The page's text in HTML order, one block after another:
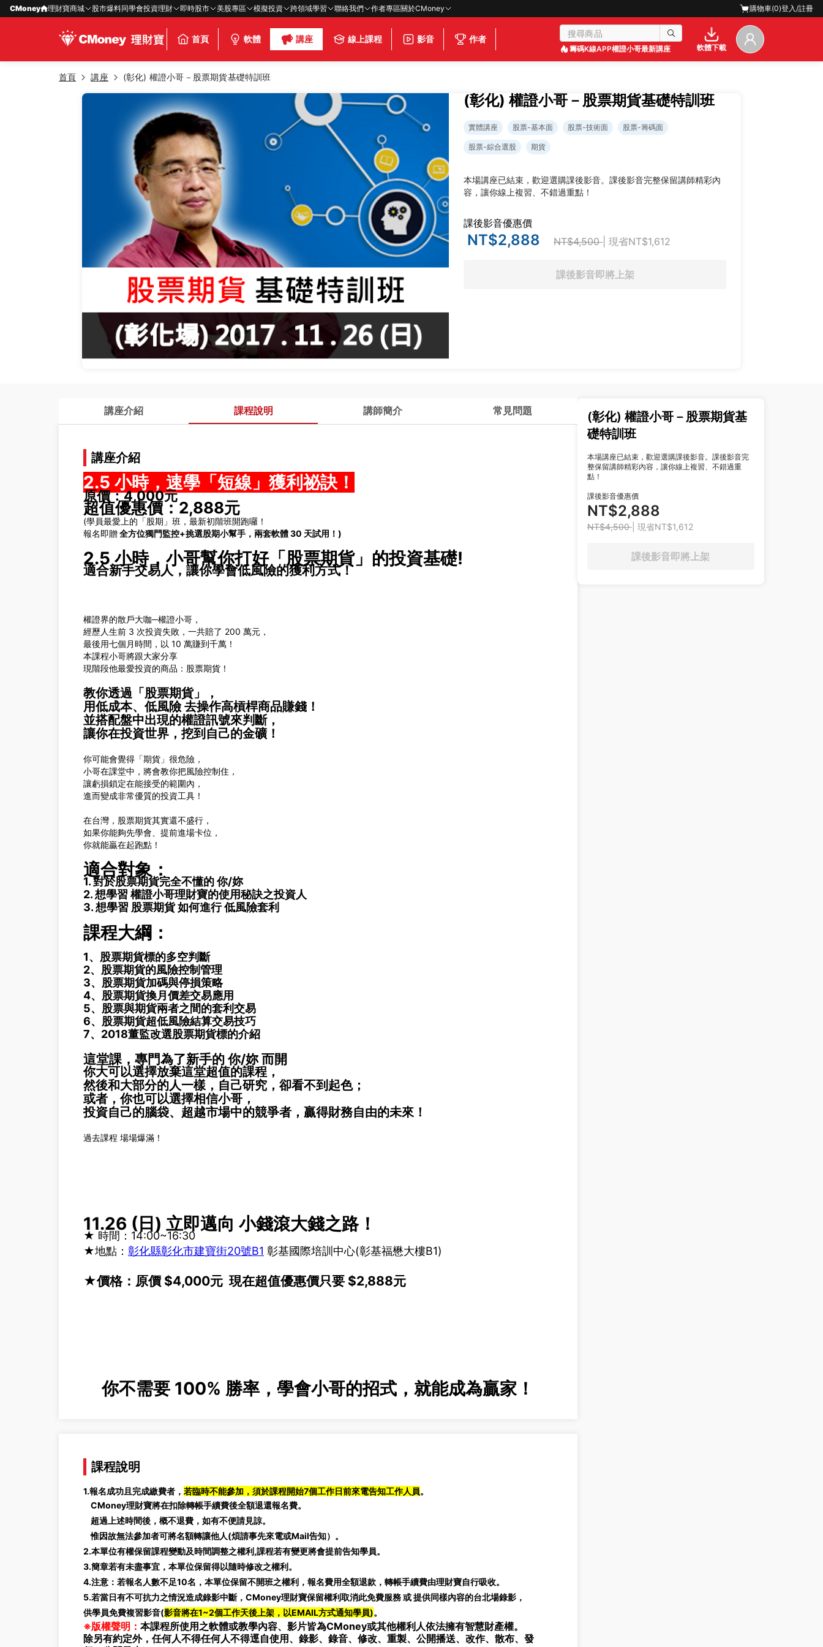
CMoney 理財寶商城 股市爆料同學會投資理財 即時股市 美股專區 模擬投資 跨領域學習 聯絡我們 作者專區關於CMoney 購物車(0)登入/註冊
首頁 軟體 講座 線上課程 影音 作者
籌碼K線APP權證小哥最新講座 軟體下載
首頁 講座 (彰化) 權證小哥－股票期貨基礎特訓班
(彰化) 權證小哥－股票期貨基礎特訓班
實體講座 股票-基本面 股票-技術面 股票-籌碼面
股票-綜合選股 期貨
本場講座已結束，歡迎選購課後影音。課後影音完整保留講師精彩內
容，讓你線上複習、不錯過重點！
課後影音優惠價
NT$2,888 NT$4,500| 現省NT$1,612
課後影音即將上架
講座介紹 課程說明 講師簡介 常見問題
講座介紹
2.5 小時，速學「短線」獲利祕訣！
原價：4,000元
超值優惠價：2,888元
(學員最愛上的「股期」班，最新初階班開跑囉！
報名即贈全方位獨門監控+挑選股期小幫手，兩套軟體 30 天試用！)
2.5 小時，小哥幫你打好「股票期貨」的投資基礎!
適合新手交易人，讓你學會低風險的獲利方式！
權證界的散戶大咖─權證小哥，
經歷人生前 3 次投資失敗，一共賠了 200 萬元，
最後用七個月時間，以 10 萬賺到千萬！
本課程小哥將跟大家分享
現階段他最愛投資的商品：股票期貨！
教你透過「股票期貨」，
用低成本、低風險 去操作高槓桿商品賺錢！
並搭配盤中出現的權證訊號來判斷，
讓你在投資世界，挖到自己的金礦！
你可能會覺得「期貨」很危險，
小哥在課堂中，將會教你把風險控制住，
讓虧損鎖定在能接受的範圍內，
進而變成非常優質的投資工具！
在台灣，股票期貨其實還不盛行，
如果你能夠先學會、提前進場卡位，
你就能贏在起跑點！
適合對象：
1. 對於股票期貨完全不懂的 你/妳
2. 想學習 權證小哥理財寶的使用秘訣之投資人
3. 想學習 股票期貨 如何進行 低風險套利
課程大綱：
1、股票期貨標的多空判斷
2、股票期貨的風險控制管理
3、股票期貨加碼與停損策略
4、股票期貨換月價差交易應用
5、股票與期貨兩者之間的套利交易
6、股票期貨超低風險結算交易技巧
7、2018董監改選股票期貨標的介紹
這堂課，專門為了新手的 你/妳 而開
你大可以選擇放棄這堂超值的課程，
然後和大部分的人一樣，自己研究，卻看不到起色；
或者，你也可以選擇相信小哥，
投資自己的腦袋、超越市場中的競爭者，贏得財務自由的未來！
過去課程 場場爆滿！
11.26 (日) 立即邁向 小錢滾大錢之路！
★ 時間：14:00~16:30
★地點： 彰化縣彰化市建寶街20號B1 彰基國際培訓中心(彰基福懋大樓B1)
★價格：原價 $4,000元 現在超值優惠價只要 $2,888元
你不需要 100% 勝率，學會小哥的招式，就能成為贏家！
課程說明
1.報名成功且完成繳費者， 若臨時不能參加，須於課程開始7個工作日前來電告知工作人員。
CMoney理財寶將在扣除轉帳手續費後全額退還報名費。
超過上述時間後，概不退費，如有不便請見諒。
惟因故無法參加者可將名額轉讓他人(煩請事先來電或Mail告知）。
2.本單位有權保留課程變動及時間調整之權利,課程若有變更將會提前告知學員。
3.簡章若有未盡事宜，本單位保留得以隨時修改之權利。
4.注意：若報名人數不足10名，本單位保留不開班之權利，報名費用全額退款，轉帳手續費由理財寶自行吸收。
5.若當日有不可抗力之情況造成錄影中斷，CMoney理財寶保留權利取消此免費服務 或 提供同樣內容的台北場錄影，
供學員免費複習影音(影音將在1~2個工作天後上架，以EMAIL方式通知學員)。
※版權聲明： 本課程所使用之軟體或教學內容、影片皆為CMoney或其他權利人依法擁有智慧財產權。
除另有約定外，任何人不得任何人不得逕自使用、錄影、錄音、修改、重製、公開播送、改作、散布、發
(彰化) 權證小哥－股票期貨基
礎特訓班
本場講座已結束，歡迎選購課後影音。課後影音完
整保留講師精彩內容，讓你線上複習、不錯過重
點！
課後影音優惠價
NT$2,888
NT$4,500| 現省NT$1,612
課後影音即將上架